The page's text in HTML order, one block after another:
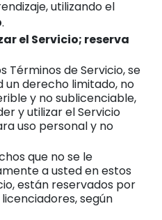
utilizando el
.
el Servicio; reserva
Términos de Servicio, se
un derecho limitado, no
y no sublicenciable,
y utilizar el Servicio
uso personal y no
que no se le
a usted en estos
están reservados por
según